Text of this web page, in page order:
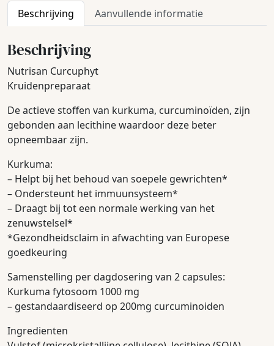
Beschrijving Aanvullende informatie
Beschrijving
Nutrisan Curcuphyt
Kruidenpreparaat
De actieve stoffen van kurkuma, curcuminoïden, zijn
gebonden aan lecithine waardoor deze beter
opneembaar zijn.
Kurkuma:
– Helpt bij het behoud van soepele gewrichten*
– Ondersteunt het immuunsysteem*
– Draagt bij tot een normale werking van het
zenuwstelsel*
*Gezondheidsclaim in afwachting van Europese
goedkeuring
Samenstelling per dagdosering van 2 capsules:
Kurkuma fytosoom 1000 mg
– gestandaardiseerd op 200mg curcuminoiden
Ingredienten